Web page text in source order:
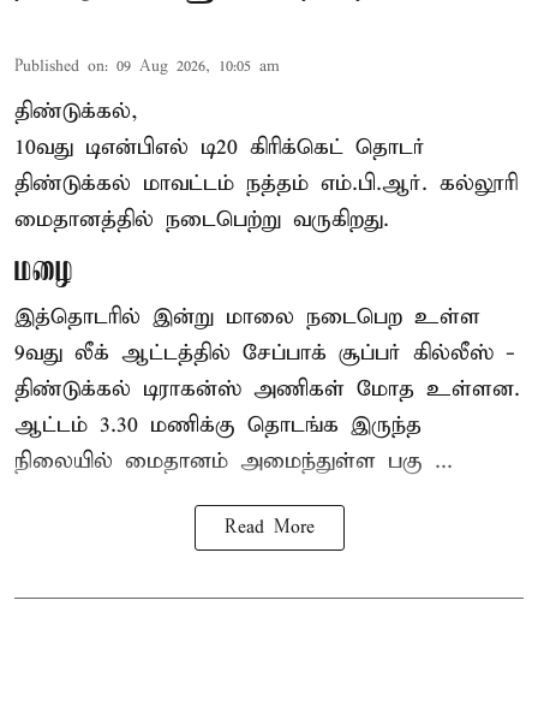
Published on: 09 Aug 2026, 10:05 am
திண்டுக்கல்,
10வது டிஎன்பிஎல் டி20 கிரிக்கெட் தொடர்
திண்டுக்கல் மாவட்டம் நத்தம் எம்.பி.ஆர். கல்லூரி
மைதானத்தில் நடைபெற்று வருகிறது.
மழை
இத்தொடரில் இன்று மாலை நடைபெற உள்ள
9வது லீக் ஆட்டத்தில் சேப்பாக் சூப்பர் கில்லீஸ் -
திண்டுக்கல் டிராகன்ஸ் அணிகள் மோத உள்ளன.
ஆட்டம் 3.30 மணிக்கு தொடங்க இருந்த
நிலையில் மைதானம் அமைந்துள்ள பகு ...
Read More